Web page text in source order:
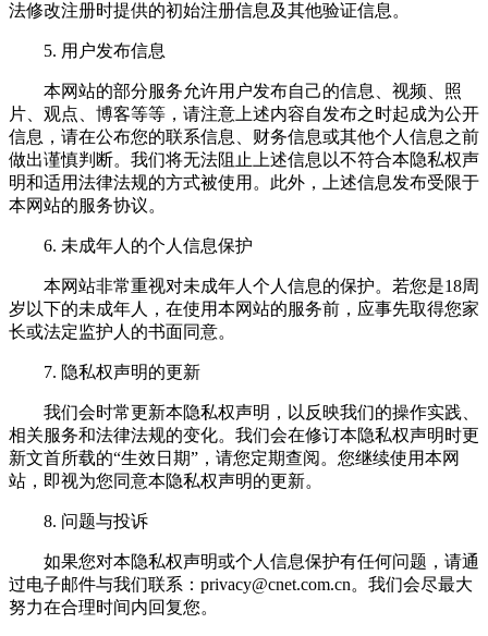
法修改注册时提供的初始注册信息及其他验证信息。
5. 用户发布信息
本网站的部分服务允许用户发布自己的信息、视频、照
片、观点、博客等等，请注意上述内容自发布之时起成为公开
信息，请在公布您的联系信息、财务信息或其他个人信息之前
做出谨慎判断。我们将无法阻止上述信息以不符合本隐私权声
明和适用法律法规的方式被使用。此外，上述信息发布受限于
本网站的服务协议。
6. 未成年人的个人信息保护
本网站非常重视对未成年人个人信息的保护。若您是18周
岁以下的未成年人，在使用本网站的服务前，应事先取得您家
长或法定监护人的书面同意。
7. 隐私权声明的更新
我们会时常更新本隐私权声明，以反映我们的操作实践、
相关服务和法律法规的变化。我们会在修订本隐私权声明时更
新文首所载的“生效日期”，请您定期查阅。您继续使用本网
站，即视为您同意本隐私权声明的更新。
8. 问题与投诉
如果您对本隐私权声明或个人信息保护有任何问题，请通
过电子邮件与我们联系： privacy@cnet.com.cn。我们会尽最大
努力在合理时间内回复您。